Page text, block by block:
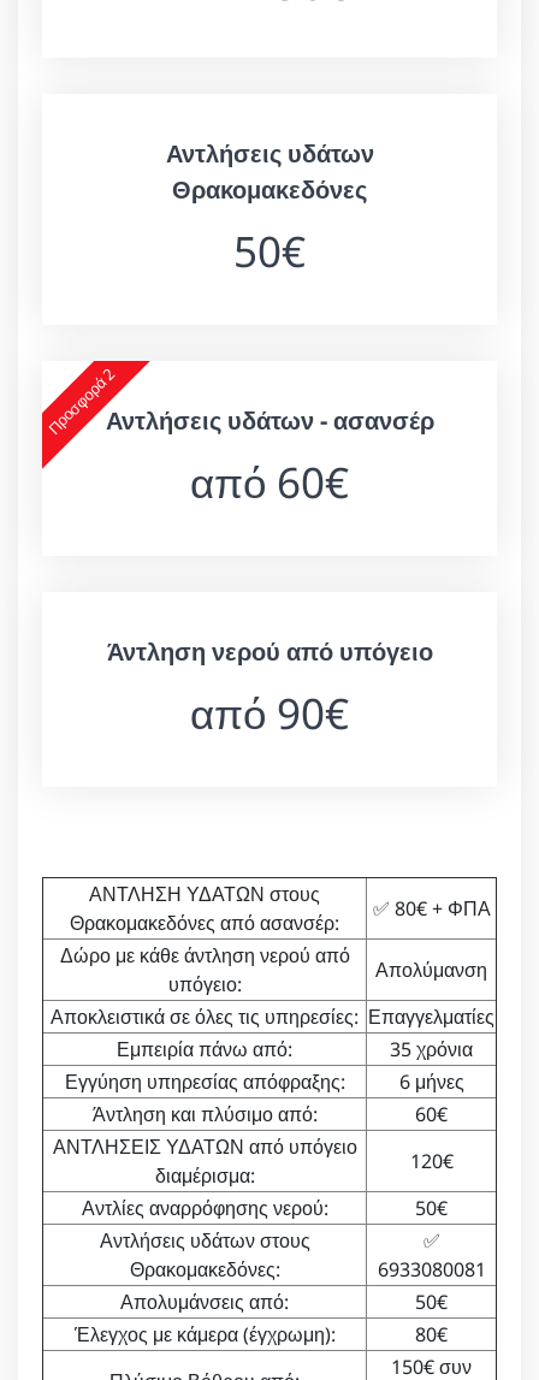
Αντλήσεις υδάτων
Θρακομακεδόνες
50€
Προσφορά 2Αντλήσεις υδάτων - ασανσέρ
από 60€
Άντληση νερού από υπόγειο
από 90€
ΑΝΤΛΗΣΗ ΥΔΑΤΩΝ στους
Θρακομακεδόνες από ασανσέρ:
✅ 80€ + ΦΠΑ
Δώρο με κάθε άντληση νερού από
υπόγειο:
Απολύμανση
Αποκλειστικά σε όλες τις υπηρεσίες: Επαγγελματίες
Εμπειρία πάνω από:
35 χρόνια
Εγγύηση υπηρεσίας απόφραξης:
6 μήνες
Άντληση και πλύσιμο από:
60€
ΑΝΤΛΗΣΕΙΣ ΥΔΑΤΩΝ από υπόγειο
διαμέρισμα:
120€
Αντλίες αναρρόφησης νερού:
50€
Αντλήσεις υδάτων στους
Θρακομακεδόνες:
✅
6933080081
Απολυμάνσεις από:
50€
Έλεγχος με κάμερα (έγχρωμη):
80€
150€ συν